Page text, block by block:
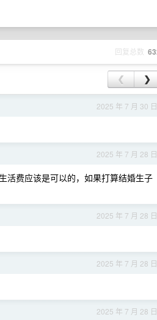
回复总数
❮ ❯
2025 年 7 月 30 日
2025 年 7 月 28 日
活费应该是可以的，如果打算结婚生子
2025 年 7 月 28 日
2025 年 7 月 28 日
2025 年 7 月 28 日